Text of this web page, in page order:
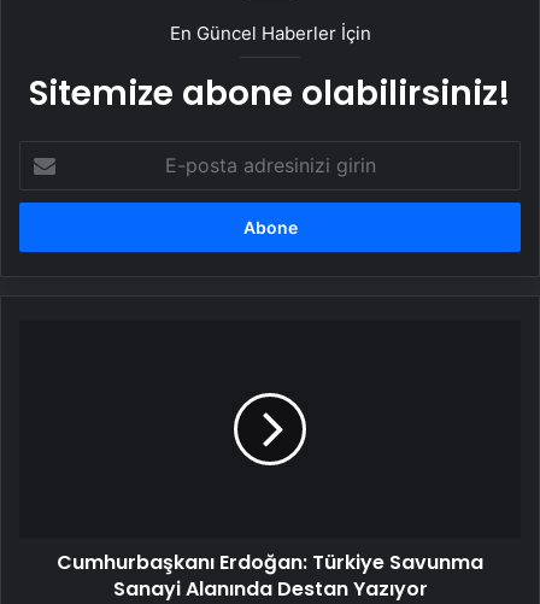
En Güncel Haberler İçin
Sitemize abone olabilirsiniz!
posta
adresinizi
Cumhurbaşkanı Erdoğan: Türkiye Savunma
Sanayi Alanında Destan Yazıyor